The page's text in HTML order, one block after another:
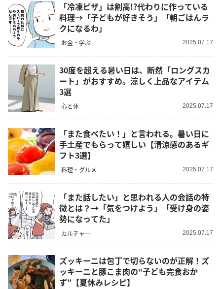
「冷凍ピザ」は割高!?代わりに作っている
料理→「子どもが好きそう」「朝ごはんラ
クになるわ」
お金・学ぶ 2025.07.17
30度を超える暑い日は、断然「ロングスカ
ート」がおすすめ。涼しく上品なアイテム
3選
心と体 2025.07.17
「また食べたい！」と言われる。暑い日に
手土産でもらって嬉しい【清涼感のあるギ
フト3選】
料理・グルメ 2025.07.17
「また話したい」と思われる人の会話の特
徴とは？→「気をつけよう」「受け身の姿
勢になってた」
カルチャー 2025.07.17
ズッキーニは包丁で切らないのが正解！ズ
ッキーニと豚こま肉の“子ども完食おか
ず”【夏休みレシピ】